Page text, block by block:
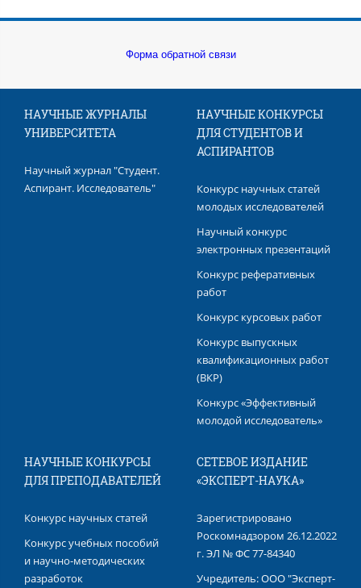
Форма обратной связи
НАУЧНЫЕ ЖУРНАЛЫ
УНИВЕРСИТЕТА
Научный журнал "Студент.
Аспирант. Исследователь"
НАУЧНЫЕ КОНКУРСЫ
ДЛЯ СТУДЕНТОВ И
АСПИРАНТОВ
Конкурс научных статей
молодых исследователей
Научный конкурс
электронных презентаций
Конкурс реферативных
работ
Конкурс курсовых работ
Конкурс выпускных
квалификационных работ​
(ВКР)
Конкурс «Эффективный
молодой исследователь»
НАУЧНЫЕ КОНКУРСЫ
ДЛЯ ПРЕПОДАВАТЕЛЕЙ
Конкурс научных статей
Конкурс учебных пособий
и научно-методических
разработок
СЕТЕВОЕ ИЗДАНИЕ
«ЭКСПЕРТ-НАУКА»
Зарегистрировано
Роскомнадзором 26.12.2022
г. ЭЛ № ФС 77-84340
Учредитель: ООО "Эксперт-